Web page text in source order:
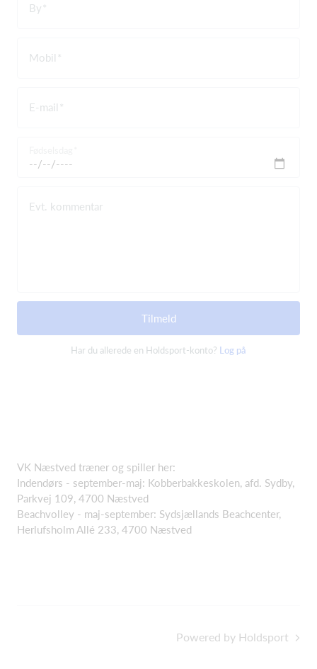
By
Mobil
E-mail
Evt. kommentar
Tilmeld
Har du allerede en Holdsport-konto? Log på
VK Næstved træner og spiller her:
Indendørs - september-maj: Kobberbakkeskolen, afd. Sydby,
Parkvej 109, 4700 Næstved
Beachvolley - maj-september: Sydsjællands Beachcenter,
Herlufsholm Allé 233, 4700 Næstved
Powered by Holdsport